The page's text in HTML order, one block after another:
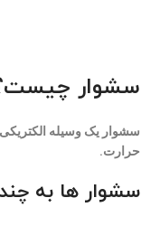
سشوار
سشوار یک وسیله
حرارت.
سشوار ها به